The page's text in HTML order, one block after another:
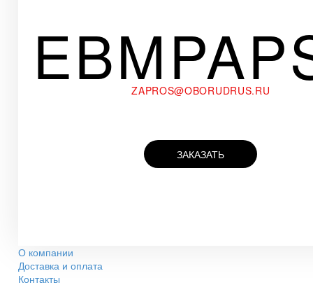
ZAPROS@OBORUDRUS.RU
ЗАКАЗАТЬ
О компании
Доставка и оплата
Контакты